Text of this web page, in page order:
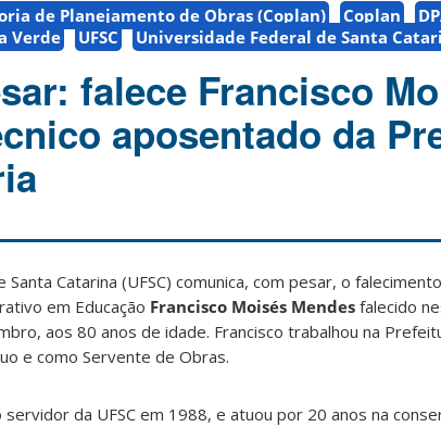
de Planejamento de Obras (Coplan) Coplan
Verde UFSC Universidade Federal de Santa
falece Francisco
aposentado da
Catarina (UFSC) comunica, com pesar, o
em Educação Francisco Moisés Mendes falecido
aos 80 anos de idade. Francisco trabalhou na
e como Servente de Obras.
da UFSC em 1988, e atuou por 20 anos na